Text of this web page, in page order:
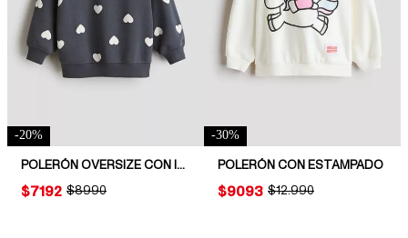
-20%
POLERÓN OVERSIZE CON INTERIOR CEPILLADO
ORIGINAL PRICE:
$8990
PRICE:
$7192
-30%
POLERÓN CON ESTAMPADO
ORIGINAL PRICE:
$12.990
PRICE:
$9093